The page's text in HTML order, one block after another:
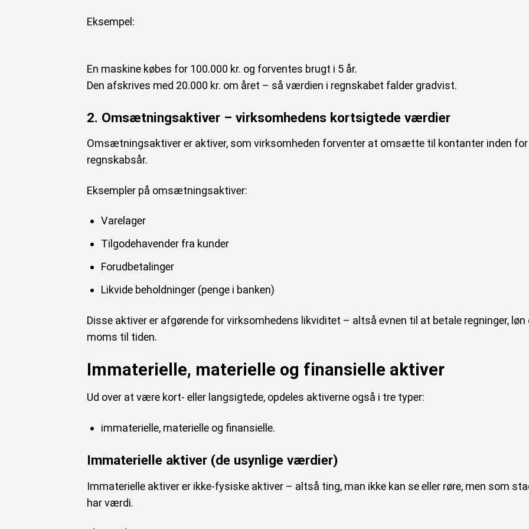
Eksempel:
En maskine købes for 100.000 kr. og forventes brugt i 5 år.
Den afskrives med 20.000 kr. om året – så værdien i regnskabet falder gradvist.
2. Omsætningsaktiver – virksomhedens kortsigtede værdier
Omsætningsaktiver er aktiver, som virksomheden forventer at omsætte til kontanter inden
regnskabsår.
Eksempler på omsætningsaktiver:
Varelager
Tilgodehavender fra kunder
Forudbetalinger
Likvide beholdninger (penge i banken)
Disse aktiver er afgørende for virksomhedens likviditet – altså evnen til at betale regninger, løn
moms til tiden.
Immaterielle, materielle og finansielle aktiver
Ud over at være kort- eller langsigtede, opdeles aktiverne også i tre typer:
immaterielle, materielle og finansielle.
Immaterielle aktiver (de usynlige værdier)
Immaterielle aktiver er ikke-fysiske aktiver – altså ting, man ikke kan se eller røre, men som
har værdi.